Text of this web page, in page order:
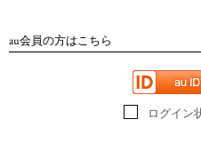
au会員の方はこちら
ログイン